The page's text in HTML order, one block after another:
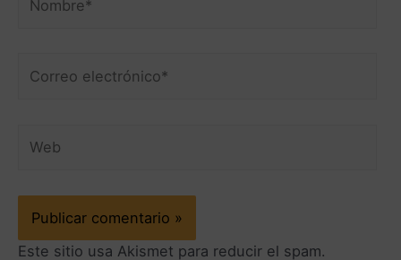
Este sitio usa Akismet para reducir el spam.